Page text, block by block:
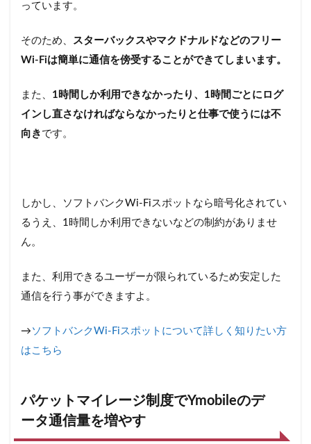
っています。
そのため、 スターバックスやマクドナルドなどのフリー
Wi-Fiは簡単に通信を傍受することができてしまいます。
また、 1時間しか利用できなかったり、1時間ごとにログ
インし直さなければならなかったりと仕事で使うには不
向き です。
しかし、ソフトバンクWi-Fiスポットなら暗号化されてい
るうえ、1時間しか利用できないなどの制約がありませ
ん。
また、利用できるユーザーが限られているため安定した
通信を行う事ができますよ。
→ ソフトバンクWi-Fiスポットについて詳しく知りたい方
はこちら
パケットマイレージ制度でYmobileのデ
ータ通信量を増やす